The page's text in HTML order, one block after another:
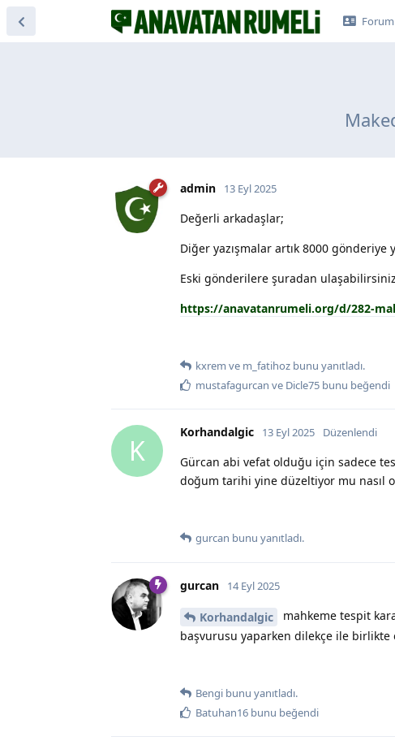
admin 13 Eyl 2025
Değerli arkadaşlar;
Diğer yazışmalar artık 8000
Eski gönderilere şuradan
https://anavatanrumeli.org/d/282-
kxrem ve m_fatihoz bunu yanıtladı.
mustafagurcan ve Dicle75 bunu beğendi
K
Korhandalgic 13 Eyl 2025 Düzenlendi
Gürcan abi vefat olduğu için sadece
doğum tarihi yine düzeltiyor mu nasıl
gurcan bunu yanıtladı.
gurcan 14 Eyl 2025
Korhandalgic
mahkeme tespit
başvurusu yaparken dilekçe ile
Bengi bunu yanıtladı.
Batuhan16 bunu beğendi